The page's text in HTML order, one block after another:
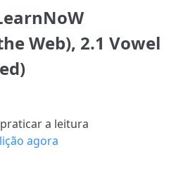
Web), 2.1 Vowel
a leitura
agora